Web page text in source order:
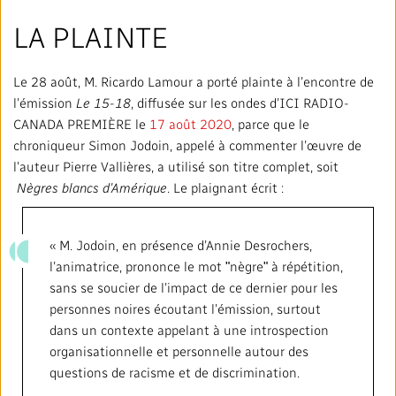
Activités dans les communautés
Accès à l'information
Bureau Valeurs et Éthique
#CestAssez
Suivez-nous :
PLAN ET RÉTROACTION SUR L’ACCESSIBILITÉ
©2024 Société Radio‑Canada
LA PLAINTE
Le 28 août, M. Ricardo Lamour a porté plainte à l’encontre de
l’émission Le 15-18 , diffusée sur les ondes d’ICI RADIO-
CANADA PREMIÈRE le 17 août 2020 , parce que le
chroniqueur Simon Jodoin, appelé à commenter l’œuvre de
l’auteur Pierre Vallières, a utilisé son titre complet, soit
Nègres blancs d’Amérique . Le plaignant écrit :
« M. Jodoin, en présence d’Annie Desrochers,
l’animatrice, prononce le mot ʺnègreʺ à répétition,
sans se soucier de l’impact de ce dernier pour les
personnes noires écoutant l’émission, surtout
dans un contexte appelant à une introspection
organisationnelle et personnelle autour des
questions de racisme et de discrimination.